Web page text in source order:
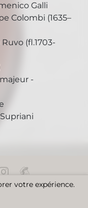
Galli
Colombi (1635–
(fl.1703-
-
d’utilisation
votre expérience.